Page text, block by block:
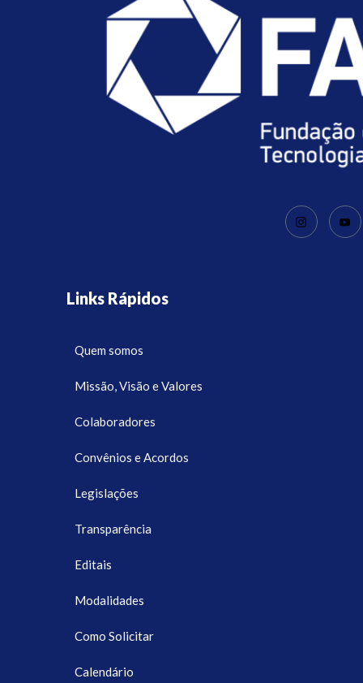
Links Rápidos
Quem somos
Missão, Visão e Valores
Colaboradores
Convênios e Acordos
Legislações
Transparência
Editais
Modalidades
Como Solicitar
Calendário